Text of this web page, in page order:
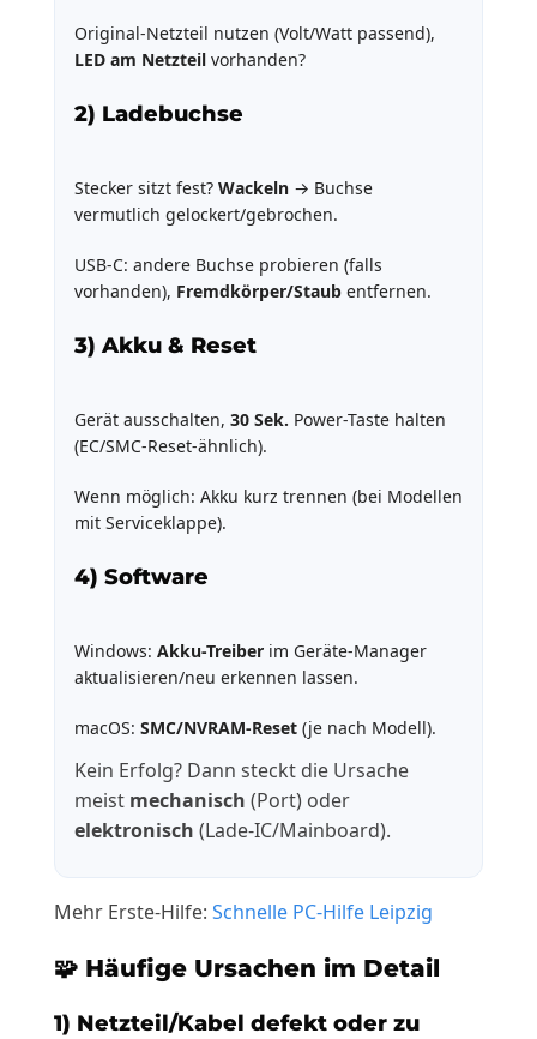
Original-Netzteil nutzen (Volt/Watt passend),
LED am Netzteil vorhanden?
2) Ladebuchse
Stecker sitzt fest? Wackeln → Buchse
vermutlich gelockert/gebrochen.
USB-C: andere Buchse probieren (falls
vorhanden), Fremdkörper/Staub entfernen.
3) Akku & Reset
Gerät ausschalten, 30 Sek. Power-Taste halten
(EC/SMC-Reset-ähnlich).
Wenn möglich: Akku kurz trennen (bei Modellen
mit Serviceklappe).
4) Software
Windows: Akku-Treiber im Geräte-Manager
aktualisieren/neu erkennen lassen.
macOS: SMC/NVRAM-Reset (je nach Modell).
Kein Erfolg? Dann steckt die Ursache
meist mechanisch (Port) oder
elektronisch (Lade-IC/Mainboard).
Mehr Erste-Hilfe: Schnelle PC-Hilfe Leipzig
🧩 Häufige Ursachen im Detail
1) Netzteil/Kabel defekt oder zu